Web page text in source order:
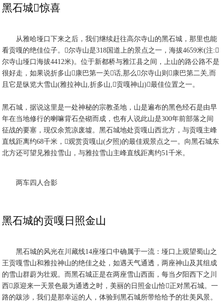
黑石城惊喜
从雅哈垭口下来之后，我们继续赶往高尔寺山的黑石城，那里也能
看贡嘎的绝佳位子。尔寺山是318国道上的景点之一，海拔4659米(注:
尔寺山垭口海拔4412米)。位于新都桥与雅江县之间，上山的路公路不是
很好走，如果说折多山康巴第一关话,那么尔寺山则康巴第二关,而
且它是纵览大雪山(雅拉神山,折多山,贡嘎神山)最佳位置之一。
黑石城，据说这里是一处神秘的宗教圣地，山是遍布的黑色经石是由早
年在当地修行的喇嘛背石垒砌而成，也有人说此山是300年前部落之间
征战的要塞，现仅余荒凉废墟。黑石城地处贡嘎山西北方，与贡嘎主峰
直线距离约68千米，观赏贡嘎山(夕照)的最佳观景点之一。向黑石城东
北方还可望见雅拉雪山，与雅拉雪山主峰直线距离约51千米。
两车四人合影
黑石城的贡嘎日照金山
黑石城的风光在川藏线14座垭口中确属于一流：垭口上观望蜀山之
王贡嘎雪山和雅拉神山的绝佳之处，如遇天气通透，两座神山及其组成
的雪山群蔚为壮观。而黑石城正是在两座雪山西面，每当夕阳西下之川
西原迎来一天景色最为通透之时，美丽的日照金山恰正对黑石城。一
路的跋涉，我们是那幸运的人，体验到黑石城所带给给予的壮美风景。